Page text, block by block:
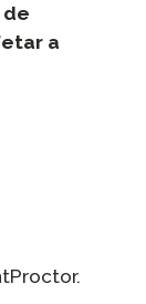
de
a